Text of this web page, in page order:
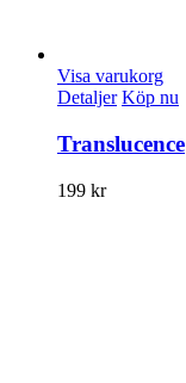
Visa varukorg
Detaljer Köp nu
Translucence
199 kr